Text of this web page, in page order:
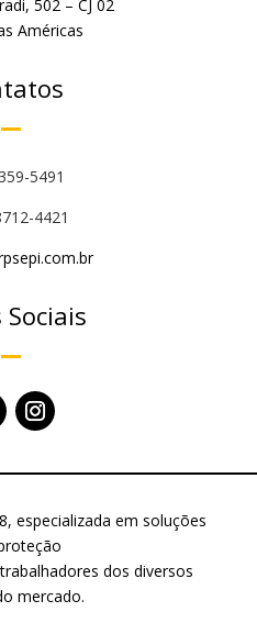
502 – CJ 02
Américas
5491
4421
Sociais
especializada em soluções
dos diversos
mercado.